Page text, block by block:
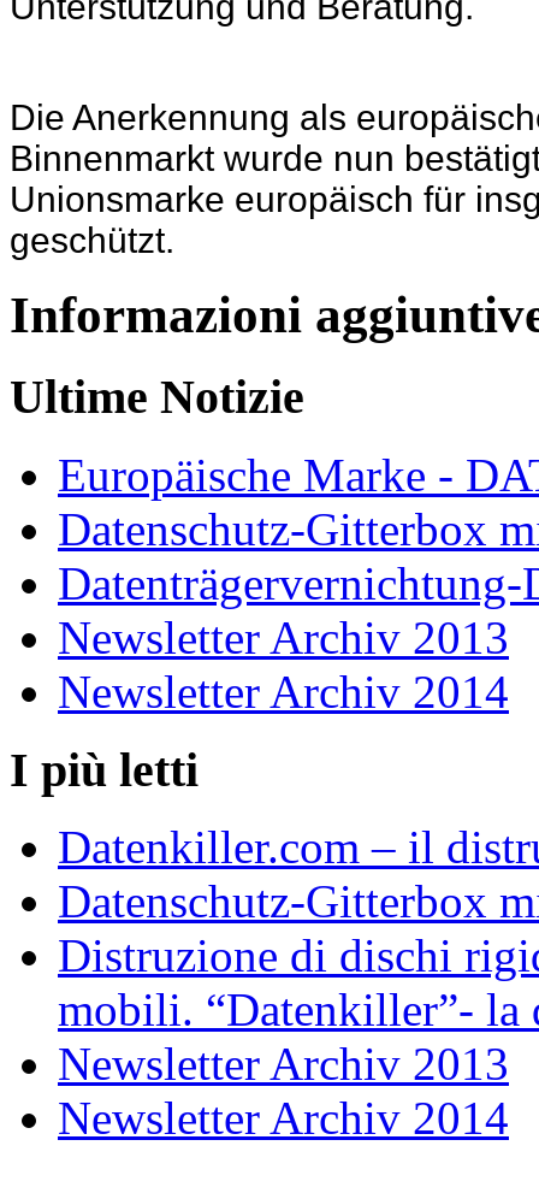
Die Anerkennung als
Binnenmarkt wurde nun
Unionsmarke europäisch für
geschützt.
Informazioni
Ultime Notizie
Europäische Marke -
Datenschutz-Gitterbox
Newsletter Archiv 2013
Newsletter Archiv 2014
I più letti
Datenkiller.com – il
Datenschutz-Gitterbox
Distruzione di dischi
mobili. “Datenkiller”- la
Newsletter Archiv 2013
Newsletter Archiv 2014